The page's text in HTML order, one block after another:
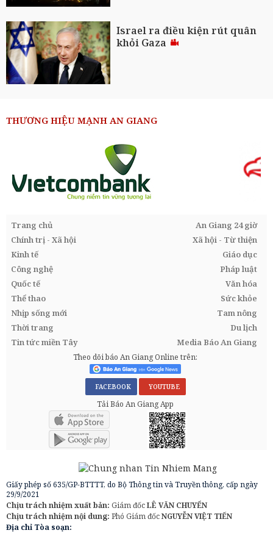
Israel ra điều kiện rút quân
khỏi Gaza
THƯƠNG HIỆU MẠNH AN GIANG
Trang chủ
An Giang 24 giờ
Chính trị - Xã hội
Xã hội - Từ thiện
Kinh tế
Giáo dục
Công nghệ
Pháp luật
Quốc tế
Văn hóa
Thể thao
Sức khỏe
Nhịp sống mới
Tam nông
Thời trang
Du lịch
Tin tức miền Tây
Media Báo An Giang
Theo dõi báo An Giang Online trên:
FACEBOOK YOUTUBE
Tải Báo An Giang App
Giấy phép số 635/GP-BTTTT, do Bộ Thông tin và Truyền thông, cấp ngày
29/9/2021
Chịu trách nhiệm xuất bản: Giám đốcLÊ VĂN CHUYỂN
Chịu trách nhiệm nội dung: Phó Giám đốcNGUYỄN VIỆT TIẾN
Địa chỉ Tòa soạn: